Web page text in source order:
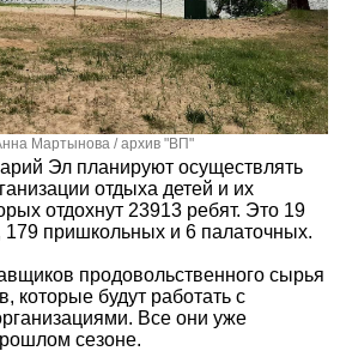
Мартынова / архив "ВП"
Эл планируют осуществлять
отдыха детей и их
отдохнут 23913 ребят. Это 19
179 пришкольных и 6 палаточных.
продовольственного сырья
которые будут работать с
Все они уже
сезоне.